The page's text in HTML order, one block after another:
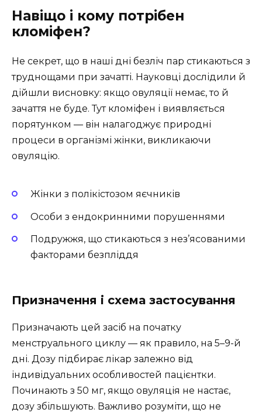
Навіщо і кому потрібен
кломіфен?
Не секрет, що в наші дні безліч пар стикаються з
труднощами при зачатті. Науковці дослідили й
дійшли висновку: якщо овуляції немає, то й
зачаття не буде. Тут кломіфен і виявляється
порятунком — він налагоджує природні
процеси в організмі жінки, викликаючи
овуляцію.
Жінки з полікістозом яєчників
Особи з ендокринними порушеннями
Подружжя, що стикаються з нез’ясованими
факторами безпліддя
Призначення і схема застосування
Призначають цей засіб на початку
менструального циклу — як правило, на 5–9-й
дні. Дозу підбирає лікар залежно від
індивідуальних особливостей пацієнтки.
Починають з 50 мг, якщо овуляція не настає,
дозу збільшують. Важливо розуміти, що не